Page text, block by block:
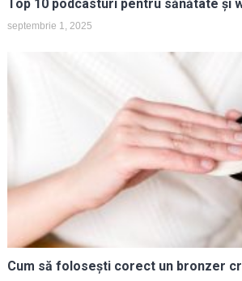
Top 10 podcasturi pentru sănătate și
septembrie 1, 2025
Cum să folosești corect un bronzer